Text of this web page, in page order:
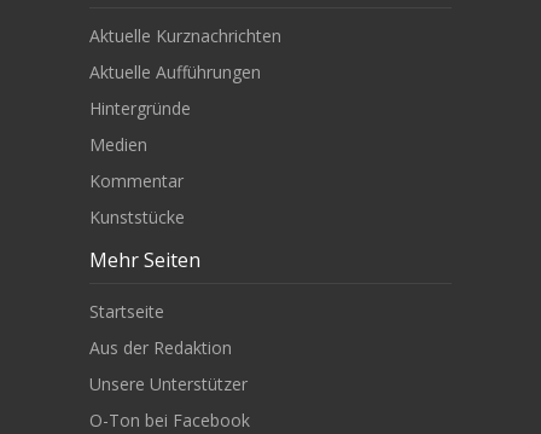
Aktuelle Kurznachrichten
Aktuelle Aufführungen
Hintergründe
Medien
Kommentar
Kunststücke
Mehr Seiten
Startseite
Aus der Redaktion
Unsere Unterstützer
O-Ton bei Facebook